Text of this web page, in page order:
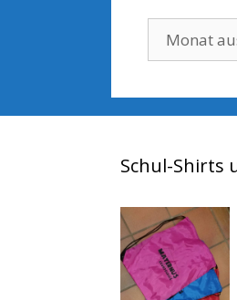
Beiträge:
Schul-Shirts